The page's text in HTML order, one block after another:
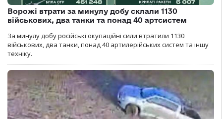
Ворожі втрати за минулу добу склали 1130
військових, два танки та понад 40 артсистем
За минулу добу російські окупаційні сили втратили 1130
військових, два танки, понад 40 артилерійських систем та іншу
техніку.